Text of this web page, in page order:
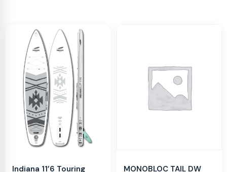
Indiana 11’6 Touring
MONOBLOC TAIL DW